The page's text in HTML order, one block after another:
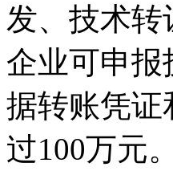
发、技术
企业可申
据转账凭证
过100万元